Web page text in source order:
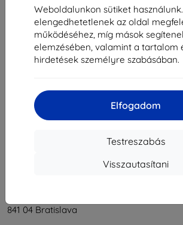
Weboldalunkon sütiket
elengedhetetlenek az oldal
működéséhez, míg mások
elemzésében, valamint a tartalom
hirdetések személyre szabásában.
Elfogadom
Testreszabás
Visszautasítani
Összes találat5.
841 04 Bratislava